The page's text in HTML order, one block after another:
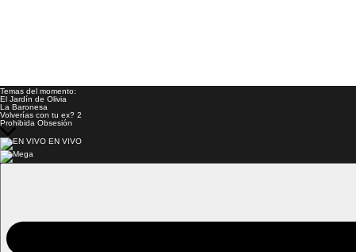
Temas del momento:
El Jardín de Olivia
La Baronesa
Volverías con tu ex? 2
Prohibida Obsesión
EN VIVO